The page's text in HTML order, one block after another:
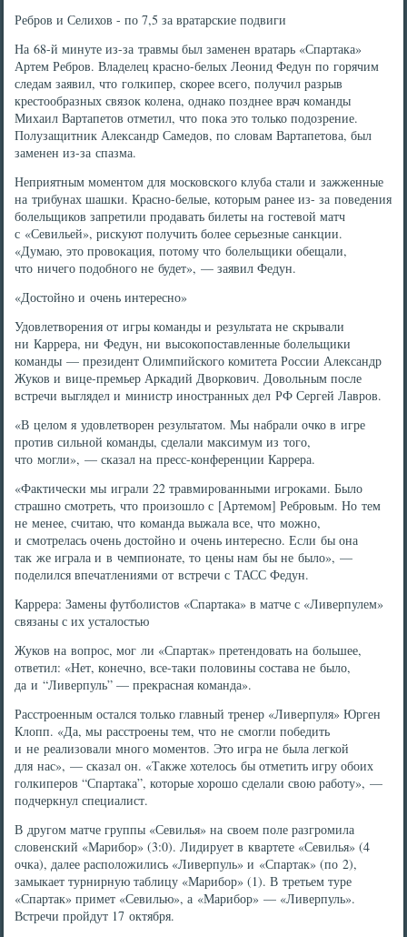
Ребров и Селихов - по 7,5 за вратарские подвиги
На 68-й минуте из-за травмы был заменен вратарь «Спартака»
Артем Ребров. Владелец красно-белых Леонид Федун по горячим
следам заявил, что голкипер, скорее всего, получил разрыв
крестообразных связок колена, однако позднее врач команды
Михаил Вартапетов отметил, что пока это только подозрение.
Полузащитник Александр Самедов, по словам Вартапетова, был
заменен из-за спазма.
Неприятным моментом для московского клуба стали и зажженные
на трибунах шашки. Красно-белые, которым ранее из- за поведения
болельщиков запретили продавать билеты на гостевой матч
с «Севильей», рискуют получить более серьезные санкции.
«Думаю, это провокация, потому что болельщики обещали,
что ничего подобного не будет», — заявил Федун.
«Достойно и очень интересно»
Удовлетворения от игры команды и результата не скрывали
ни Каррера, ни Федун, ни высокопоставленные болельщики
команды — президент Олимпийского комитета России Александр
Жуков и вице-премьер Аркадий Дворкович. Довольным после
встречи выглядел и министр иностранных дел РФ Сергей Лавров.
«В целом я удовлетворен результатом. Мы набрали очко в игре
против сильной команды, сделали максимум из того,
что могли», — сказал на пресс-конференции Каррера.
«Фактически мы играли 22 травмированными игроками. Было
страшно смотреть, что произошло с [Артемом] Ребровым. Но тем
не менее, считаю, что команда выжала все, что можно,
и смотрелась очень достойно и очень интересно. Если бы она
так же играла и в чемпионате, то цены нам бы не было», —
поделился впечатлениями от встречи с ТАСС Федун.
Каррера: Замены футболистов «Спартака» в матче с «Ливерпулем»
связаны с их усталостью
Жуков на вопрос, мог ли «Спартак» претендовать на большее,
ответил: «Нет, конечно, все-таки половины состава не было,
да и “Ливерпуль” — прекрасная команда».
Расстроенным остался только главный тренер «Ливерпуля» Юрген
Клопп. «Да, мы расстроены тем, что не смогли победить
и не реализовали много моментов. Это игра не была легкой
для нас», — сказал он. «Также хотелось бы отметить игру обоих
голкиперов “Спартака”, которые хорошо сделали свою работу», —
подчеркнул специалист.
В другом матче группы «Севилья» на своем поле разгромила
словенский «Марибор» (3:0). Лидирует в квартете «Севилья» (4
очка), далее расположились «Ливерпуль» и «Спартак» (по 2),
замыкает турнирную таблицу «Марибор» (1). В третьем туре
«Спартак» примет «Севилью», а «Марибор» — «Ливерпуль».
Встречи пройдут 17 октября.